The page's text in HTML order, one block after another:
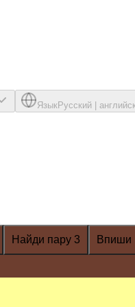
ЯзыкРусский
Найди пару 3 Впиши